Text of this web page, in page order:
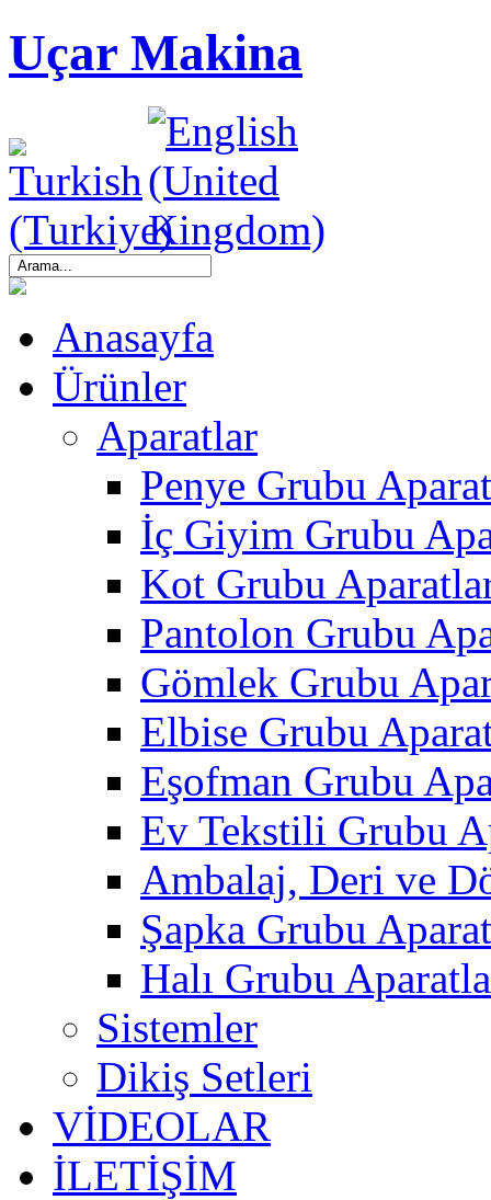
Uçar Makina
Anasayfa
Ürünler
Aparatlar
Penye Grubu
İç Giyim Grubu
Kot Grubu
Pantolon Grubu
Gömlek Grubu
Elbise Grubu
Eşofman Grubu
Ev Tekstili Grubu
Ambalaj, Deri ve
Şapka Grubu
Halı Grubu
Sistemler
Dikiş Setleri
VİDEOLAR
İLETİŞİM